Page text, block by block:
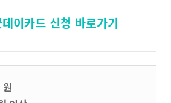
이카드 신청 바로가기